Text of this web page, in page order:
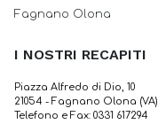
Fagnano Olona
I NOSTRI RECAPITI
Piazza Alfredo di Dio, 10
21054 - Fagnano Olona (VA)
Telefono e Fax: 0331 617294